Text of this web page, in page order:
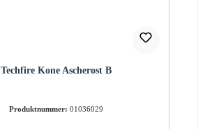
Techfire Kone Ascherost B
Produktnummer: 01036029